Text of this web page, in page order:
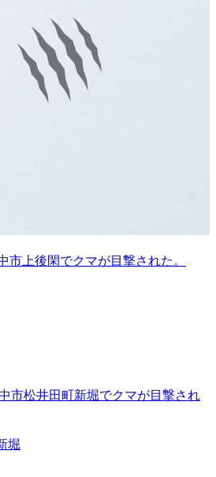
上後閑でクマが目撃された。
市松井田町新堀でクマが目撃され
堀